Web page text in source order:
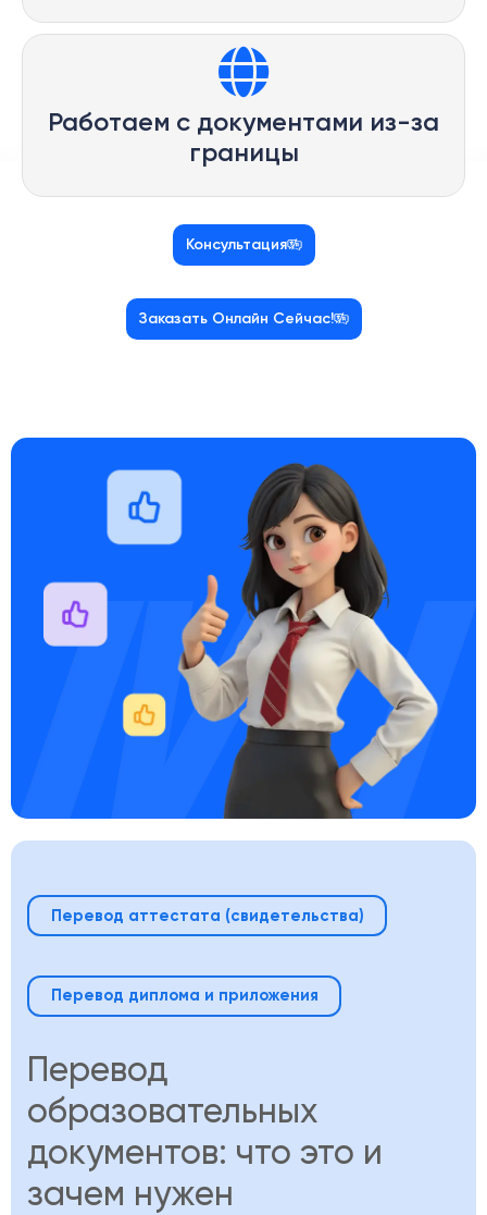
Работаем с документами из-за
границы
Консультация
Заказать Онлайн Сейчас!
Перевод аттестата (свидетельства)
Перевод диплома и приложения
Перевод
образовательных
документов: что это и
зачем нужен